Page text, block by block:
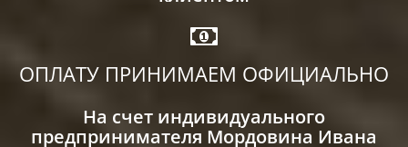
ОПЛАТУ ПРИНИМАЕМ ОФИЦИАЛЬНО
На счет индивидуального
предпринимателя Мордовина Ивана